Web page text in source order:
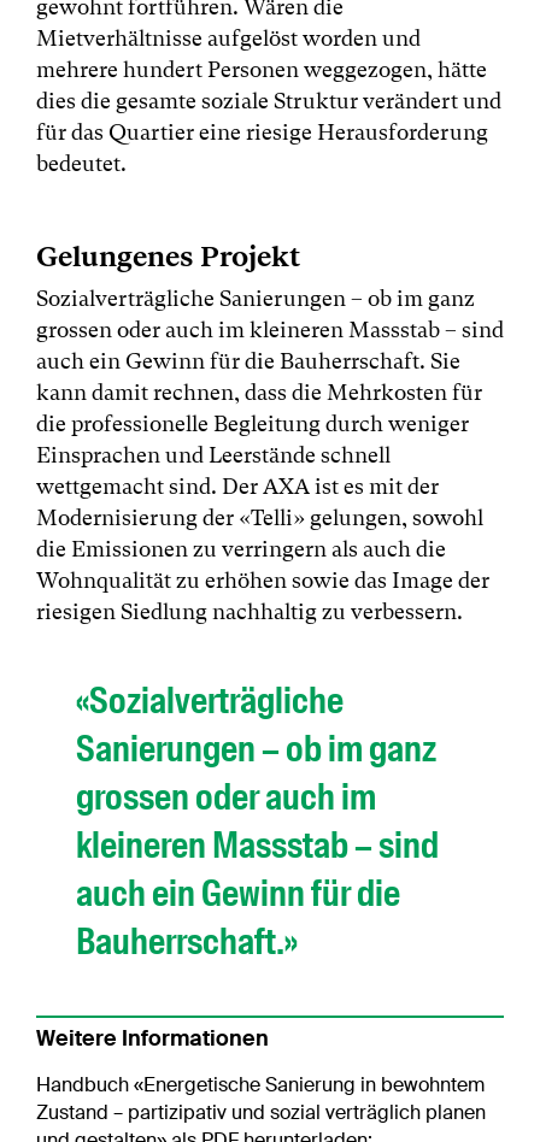
gewohnt fortführen. Wären die
Mietverhältnisse aufgelöst worden und
mehrere hundert Personen weggezogen, hätte
dies die gesamte soziale Struktur verändert und
für das Quartier eine riesige Herausforderung
bedeutet.
Gelungenes Projekt
Sozialverträgliche Sanierungen – ob im ganz
grossen oder auch im kleineren Massstab – sind
auch ein Gewinn für die Bauherrschaft. Sie
kann damit rechnen, dass die Mehrkosten für
die professionelle Begleitung durch weniger
Einsprachen und Leerstände schnell
wettgemacht sind. Der AXA ist es mit der
Modernisierung der «Telli» gelungen, sowohl
die Emissionen zu verringern als auch die
Wohnqualität zu erhöhen sowie das Image der
riesigen Siedlung nachhaltig zu verbessern.
«Sozialverträgliche
Sanierungen – ob im ganz
grossen oder auch im
kleineren Massstab – sind
auch ein Gewinn für die
Bauherrschaft.»
Weitere Informationen
Handbuch «Energetische Sanierung in bewohntem
Zustand – partizipativ und sozial verträglich planen